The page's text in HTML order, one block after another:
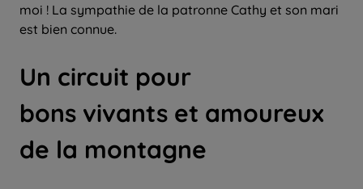
moi ! La sympathie de la patronne Cathy et son mari
est bien connue.
Un circuit pour
bons vivants et amoureux
de la montagne